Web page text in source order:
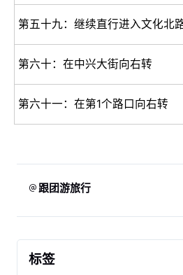
第五十九：继续直行进入文化北
第六十：在中兴大街向右转
第六十一：在第1个路口向右转
跟团游旅行
标签